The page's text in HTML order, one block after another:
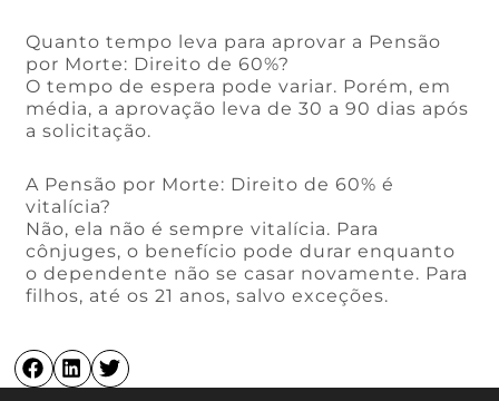
Quanto tempo leva para aprovar a Pensão
por Morte: Direito de 60%?
O tempo de espera pode variar. Porém, em
média, a aprovação leva de 30 a 90 dias após
a solicitação.
A Pensão por Morte: Direito de 60% é
vitalícia?
Não, ela não é sempre vitalícia. Para
cônjuges, o benefício pode durar enquanto
o dependente não se casar novamente. Para
filhos, até os 21 anos, salvo exceções.